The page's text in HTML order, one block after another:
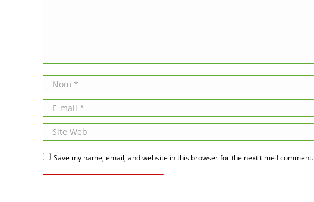
Nom *
E-mail *
Site Web
Save my name, email, and website in this browser for the next time I comment.